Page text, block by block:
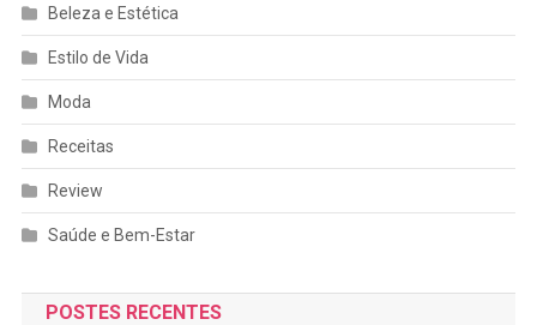
Beleza e Estética
Estilo de Vida
Moda
Receitas
Review
Saúde e Bem-Estar
POSTES RECENTES